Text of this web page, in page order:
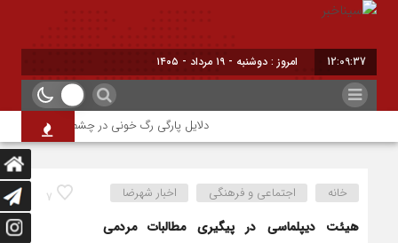
12:09:38 امروز : دوشنبه - ۱۹ مرداد - ۱۴۰۵
دلایل پارگی رگ خونی در چشم/ چه موقع باید
7 خانه اجتماعی و فرهنگی اخبار شهرضا
هیئت دیپلماسی در پیگیری مطالبات مردمی